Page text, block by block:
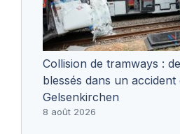
Collision de tramways :
blessés dans un
Gelsenkirchen
8 août 2026